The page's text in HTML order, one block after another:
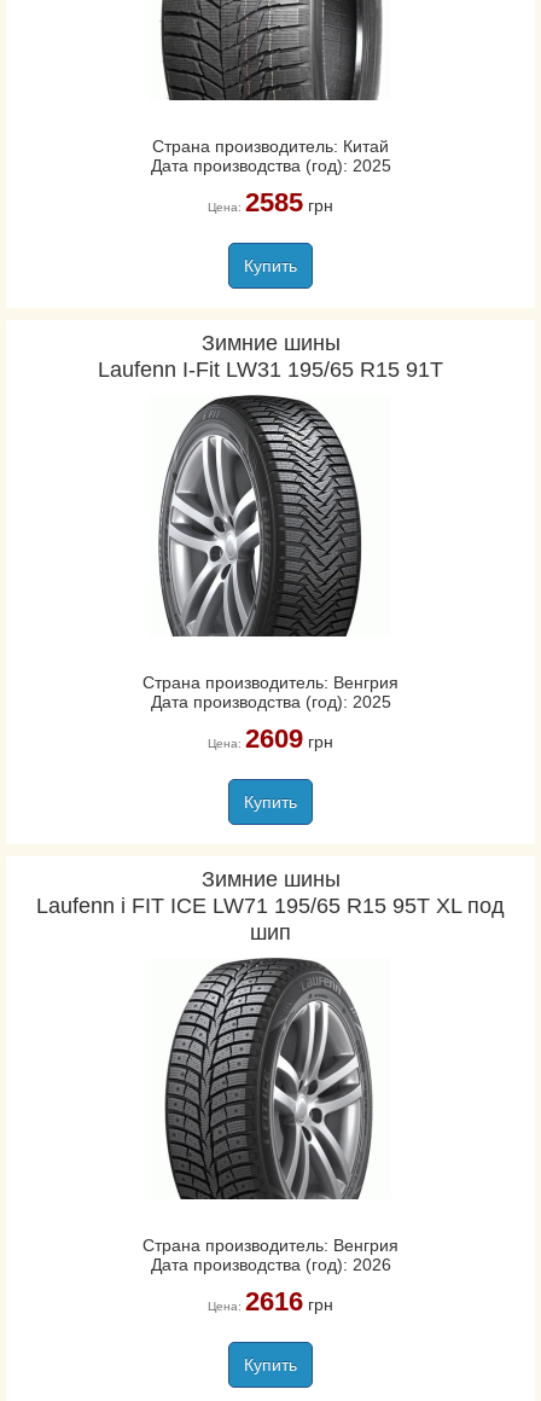
Страна производитель: Китай
Дата производства (год): 2025
Цена: 2585грн
Купить
Зимние шины
Laufenn I-Fit LW31 195/65 R15 91T
Страна производитель: Венгрия
Дата производства (год): 2025
Цена: 2609грн
Купить
Зимние шины
Laufenn i FIT ICE LW71 195/65 R15 95T XL под
шип
Страна производитель: Венгрия
Дата производства (год): 2026
Цена: 2616грн
Купить